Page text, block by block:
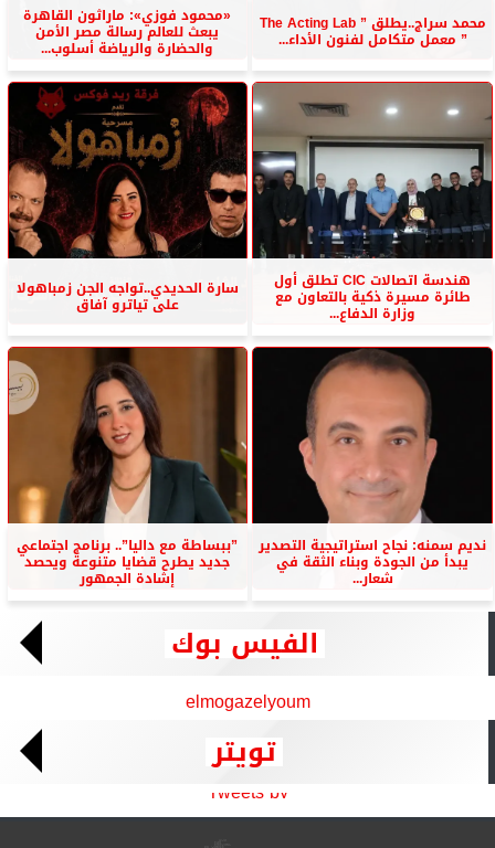
محمد سراج..يطلق ” The Acting Lab
” معمل متكامل لفنون الأداء...
«محمود فوزي»: ماراثون القاهرة
يبعث للعالم رسالة مصر الأمن
والحضارة والرياضة أسلوب...
هندسة اتصالات CIC تطلق أول
طائرة مسيرة ذكية بالتعاون مع
وزارة الدفاع...
سارة الحديدي..تواجه الجن زمباهولا
على تياترو آفاق
نديم سمنه: نجاح استراتيجية التصدير
يبدأ من الجودة وبناء الثقة في
شعار...
”ببساطة مع داليا”.. برنامج اجتماعي
جديد يطرح قضايا متنوعة ويحصد
إشادة الجمهور
الفيس بوك
elmogazelyoum
تويتر
Tweets by